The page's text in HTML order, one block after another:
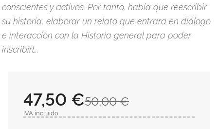
conscientes y activos. Por tanto, había que reescribir
su historia, elaborar un relato que entrara en diálogo
e interacción con la Historia general para poder
inscribirl...
50,00 €
47,50 €
IVA incluido